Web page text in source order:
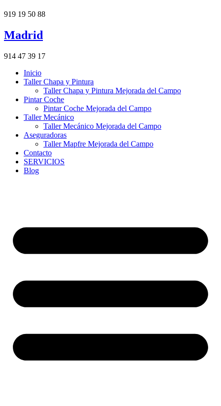
919 19 50 88
Madrid
914 47 39 17
Inicio
Taller Chapa y Pintura
Taller Chapa y Pintura Mejorada del Campo
Pintar Coche
Pintar Coche Mejorada del Campo
Taller Mecánico
Taller Mecánico Mejorada del Campo
Aseguradoras
Taller Mapfre Mejorada del Campo
Contacto
SERVICIOS
Blog